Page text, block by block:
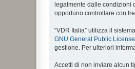
legalmente dalle condizioni
opportuno controllare con
“VDR Italia” utilizza il
GNU General Public
gestione. Per ulteriori
Accetti di non inviare alcun